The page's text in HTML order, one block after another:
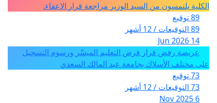
الكلية يلتمسون من السيد الوزير مراجعة قرار الإعفاء.
89 توقيع
89 التوقيعات / 12 أشهر
14 Jun 2026
عريضة رفض قرار فرض التعليم الميسّر ورسوم التسجيل
على مختلف الأسلاك بجامعة عبد المالك السعدي
73 توقيع
73 التوقيعات / 12 أشهر
6 Nov 2025